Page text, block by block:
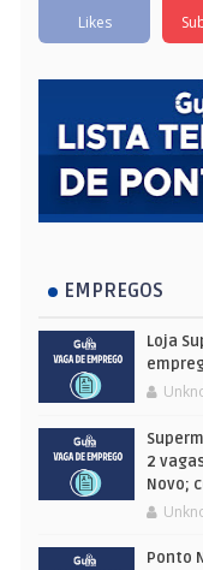
Likes
EMPREGOS
Loja
2
Novo;
Ponto